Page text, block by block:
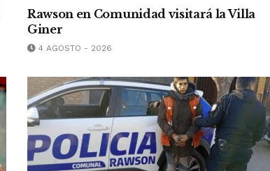
Rawson en Comunidad visitará la Villa
Giner
4 AGOSTO - 2026